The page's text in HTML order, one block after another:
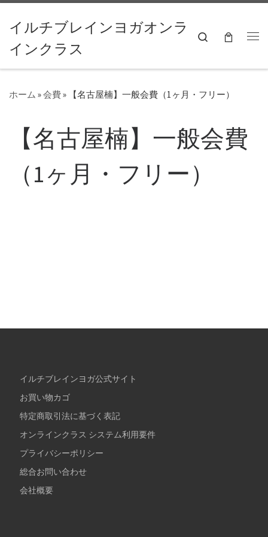
コンテンツへスキップ
イルチブレインヨガオンラ
インクラス
Search
ホーム »会費» 【名古屋楠】一般会費（1ヶ月・フリー）
【名古屋楠】一般会費
（1ヶ月・フリー）
イルチブレインヨガ公式サイト
お買い物カゴ
特定商取引法に基づく表記
オンラインクラス システム利用要件
プライバシーポリシー
総合お問い合わせ
会社概要